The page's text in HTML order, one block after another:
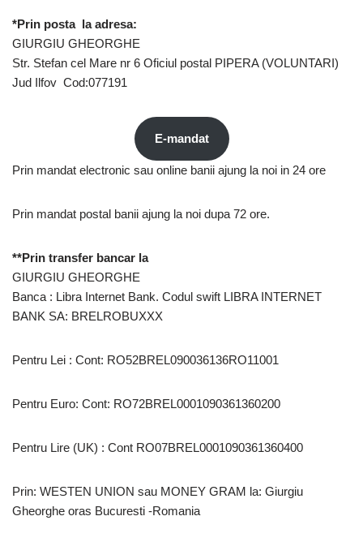
*Prin posta la adresa:
GIURGIU GHEORGHE
Str. Stefan cel Mare nr 6 Oficiul postal PIPERA (VOLUNTARI)
Jud Ilfov Cod:077191
E-mandat
Prin mandat electronic sau online banii ajung la noi in 24 ore
Prin mandat postal banii ajung la noi dupa 72 ore.
**Prin transfer bancar la
GIURGIU GHEORGHE
Banca : Libra Internet Bank. Codul swift LIBRA INTERNET
BANK SA: BRELROBUXXX
Pentru Lei : Cont: RO52BREL090036136RO11001
Pentru Euro: Cont: RO72BREL0001090361360200
Pentru Lire (UK) : Cont RO07BREL0001090361360400
Prin: WESTEN UNION sau MONEY GRAM la: Giurgiu
Gheorghe oras Bucuresti -Romania